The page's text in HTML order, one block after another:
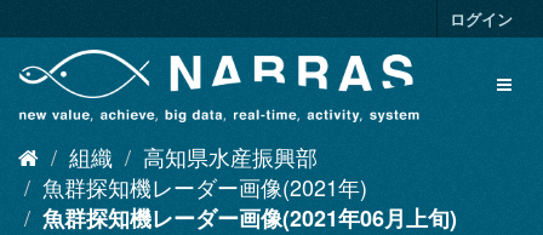
キ
ログイン
組織
高知県水産振興部
魚群探知機レーダー画像(2021年)
魚群探知機レーダー画像(2021年06月上旬)